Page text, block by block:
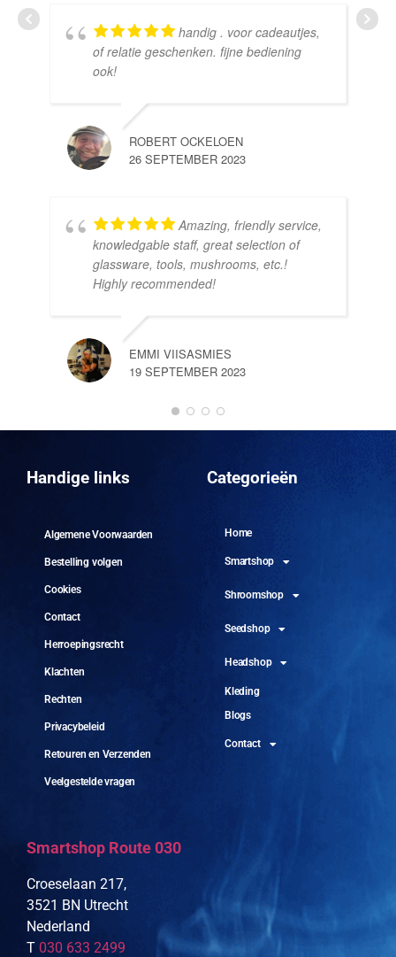
handig . voor cadeautjes,
of relatie geschenken. fijne bediening
ook!
ROBERT OCKELOEN
26 SEPTEMBER 2023
Amazing, friendly service,
knowledgable staff, great selection of
glassware, tools, mushrooms, etc.!
Highly recommended!
EMMI VIISASMIES
19 SEPTEMBER 2023
Handige links
Algemene Voorwaarden
Bestelling volgen
Cookies
Contact
Herroepingsrecht
Klachten
Rechten
Privacybeleid
Retouren en Verzenden
Veelgestelde vragen
Categorieën
Home
Smartshop
Shroomshop
Seedshop
Headshop
Kleding
Blogs
Contact
Smartshop Route 030
Croeselaan 217,
3521 BN Utrecht
Nederland
T 030 633 2499